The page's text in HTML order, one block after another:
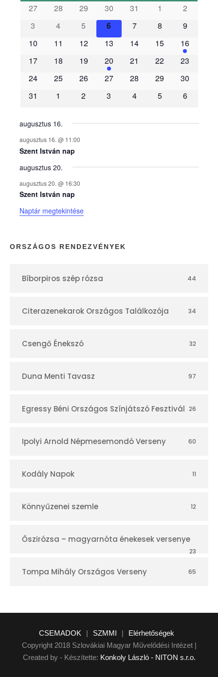
m
é
n
y
e
k
n
a
p
r
27 28 29 30 31 1
2
3
4 5 6 7 8
9
10
11 12 13 14 15
16
17
18 19 20 21 22
23
24
25 26 27 28 29
30
31
1 2 3 4 5 6
augusztus 16.
augusztus 16. @ 11:00
Szent István nap
augusztus 20.
augusztus 20. @ 16:30
Szent István nap
Naptár megtekintése
ORSZÁGOS RENDEZVÉNYEK
Bíborpiros szép rózsa 44
Citerazenekarok Országos Találkozója 34
Csengő Énekszó 32
Duna Menti Tavasz 97
Egressy Béni Országos Színjátszó Fesztivál 26
Ipolyi Arnold Népmesemondó Verseny 60
Kodály Napok 11
Könnyűzenei szemle 12
Őszirózsa – magyarnóta énekesek versenye
23
Tompa Mihály Országos Verseny 65
CSEMADOK | SZMMI |
Elérhetőségek
Copyright 2018 Szlovákiai Magyar Művelődési Intézet |
Created by - Készítette: Konkoly László - NITON s.r.o.